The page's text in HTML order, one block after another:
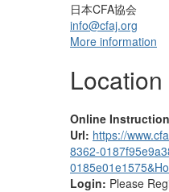
日本CFA協会
info@cfaj.org
More information
Location
Online
Url: https://
8362-
Login: Please